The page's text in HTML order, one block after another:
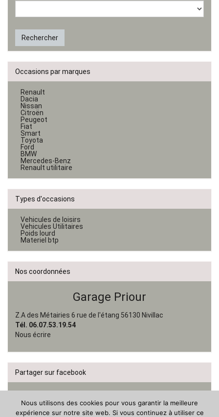
Rechercher
Occasions par marques
Renault
Dacia
Nissan
Citroën
Peugeot
Fiat
Smart
Toyota
Ford
BMW
Mercedes-Benz
Renault utilitaire
Types d'occasions
Vehicules de loisirs
Vehicules Utilitaires
Poids lourd
Materiel btp
Nos coordonnées
Garage Priour
Z.A des Métairies 6 rue de l'étang 56130 Nivillac
Tél. 06.07.53.19.54
Nous écrire
Partager sur facebook
Nous utilisons des cookies pour vous garantir la meilleure
expérience sur notre site web. Si vous continuez à utiliser ce